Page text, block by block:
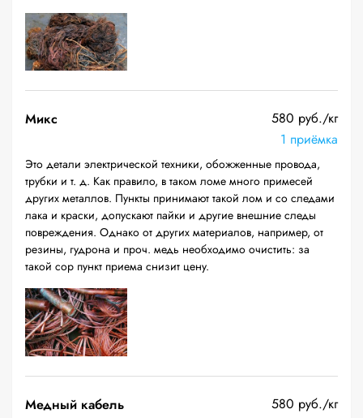
Микс
580 руб./кг
1 приёмка
Это детали электрической техники, обожженные провода,
трубки и т. д. Как правило, в таком ломе много примесей
других металлов. Пункты принимают такой лом и со следами
лака и краски, допускают пайки и другие внешние следы
повреждения. Однако от других материалов, например, от
резины, гудрона и проч. медь необходимо очистить: за
такой сор пункт приема снизит цену.
Медный кабель
580 руб./кг